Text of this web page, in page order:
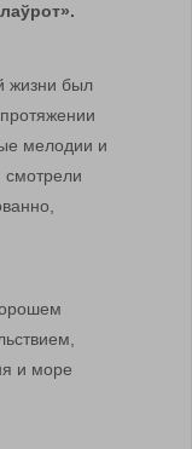
жизни был
мелодии и
смотрели
и море